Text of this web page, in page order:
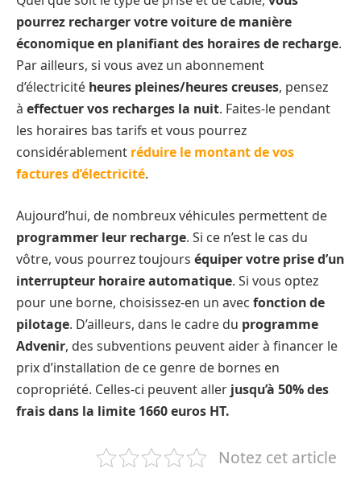
pourrez recharger votre voiture de manière
économique en planifiant des horaires de recharge.
Par ailleurs, si vous avez un abonnement
d’électricité heures pleines/heures creuses, pensez
à effectuer vos recharges la nuit. Faites-le pendant
les horaires bas tarifs et vous pourrez
considérablement réduire le montant de vos
factures d’électricité.
Aujourd’hui, de nombreux véhicules permettent de
programmer leur recharge. Si ce n’est le cas du
vôtre, vous pourrez toujours équiper votre prise d’un
interrupteur horaire automatique. Si vous optez
pour une borne, choisissez-en un avec fonction de
pilotage. D’ailleurs, dans le cadre du programme
Advenir, des subventions peuvent aider à financer le
prix d’installation de ce genre de bornes en
copropriété. Celles-ci peuvent aller jusqu’à 50%des
frais dans la limite 1660 euros HT.
Notez cet article